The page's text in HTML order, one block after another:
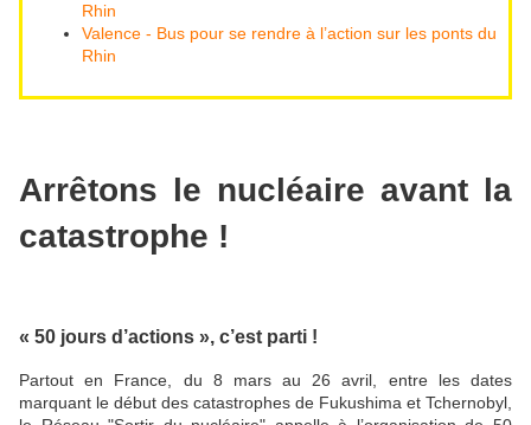
Rhin
Valence - Bus pour se rendre à l’action sur les ponts du
Rhin
Arrêtons le nucléaire avant la
catastrophe !
« 50 jours d’actions », c’est parti !
Partout en France, du 8 mars au 26 avril, entre les dates
marquant le début des catastrophes de Fukushima et Tchernobyl,